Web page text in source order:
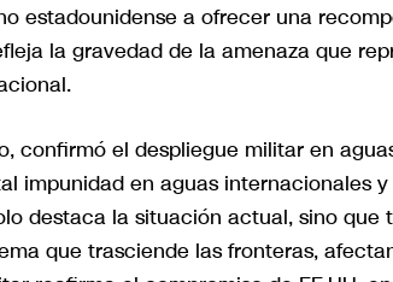
estadounidense a ofrecer una
la gravedad de la amenaza que
confirmó el despliegue militar en
impunidad en aguas internacionales
destaca la situación actual, sino que
que trasciende las fronteras,